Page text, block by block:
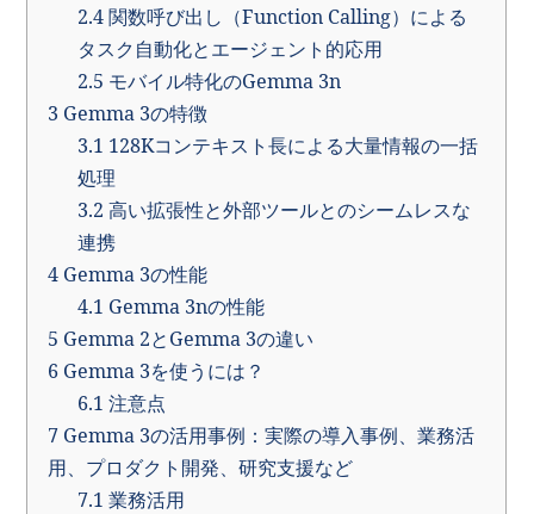
2.4関数呼び出し（Function Calling）による
タスク自動化とエージェント的応用
2.5 モバイル特化のGemma 3n
3 Gemma 3の特徴
3.1 128Kコンテキスト長による大量情報の一括
処理
3.2 高い拡張性と外部ツールとのシームレスな
連携
4 Gemma 3の性能
4.1 Gemma 3nの性能
5 Gemma 2とGemma 3の違い
6 Gemma 3を使うには？
6.1 注意点
7 Gemma 3の活用事例：実際の導入事例、業務活
用、プロダクト開発、研究支援など
7.1 業務活用